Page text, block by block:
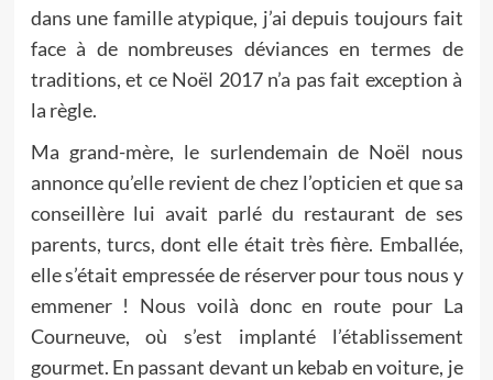
dans une famille atypique, j’ai depuis toujours fait
face à de nombreuses déviances en termes de
traditions, et ce Noël 2017 n’a pas fait exception à
la règle.
Ma grand-mère, le surlendemain de Noël nous
annonce qu’elle revient de chez l’opticien et que sa
conseillère lui avait parlé du restaurant de ses
parents, turcs, dont elle était très fière. Emballée,
elle s’était empressée de réserver pour tous nous y
emmener ! Nous voilà donc en route pour La
Courneuve, où s’est implanté l’établissement
gourmet. En passant devant un kebab en voiture, je